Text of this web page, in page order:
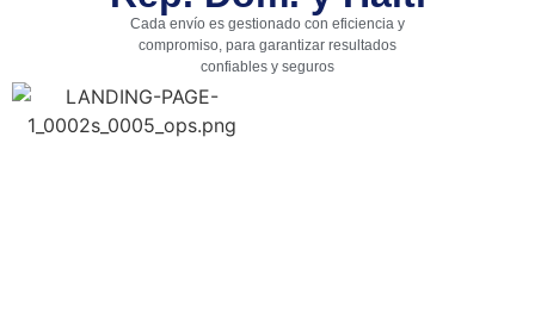
Cada envío es gestionado con eficiencia y
compromiso, para garantizar resultados
confiables y seguros